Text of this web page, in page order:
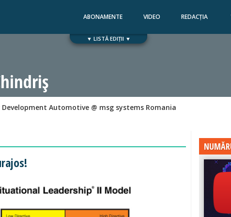
ABONAMENTE VIDEO REDACȚIA
▼ LISTĂ EDIȚII ▼
Automotive @ msg systems Romania